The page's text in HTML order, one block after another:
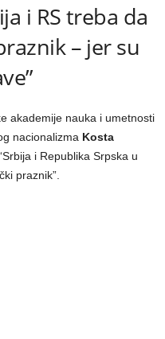
i RS treba da
– jer su
akademije nauka i umetnosti
nacionalizma Kosta
i Republika Srpska u
praznik”.